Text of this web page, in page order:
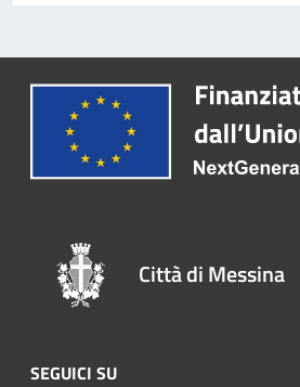
Città di Messina
SEGUICI SU